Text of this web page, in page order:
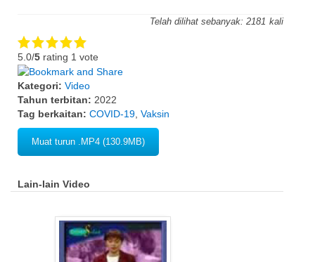
Telah dilihat sebanyak: 2181
5.0/5 rating 1 vote
Kategori: Video
Tahun terbitan: 2022
Tag berkaitan: COVID-19, Vaksin
Muat turun .MP4 (130.9MB)
Lain-lain Video